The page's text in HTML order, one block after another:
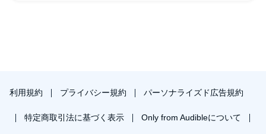
利用規約 プライバシー規約 パーソナライズド広告規約
特定商取引法に基づく表示 Only from Audibleについて